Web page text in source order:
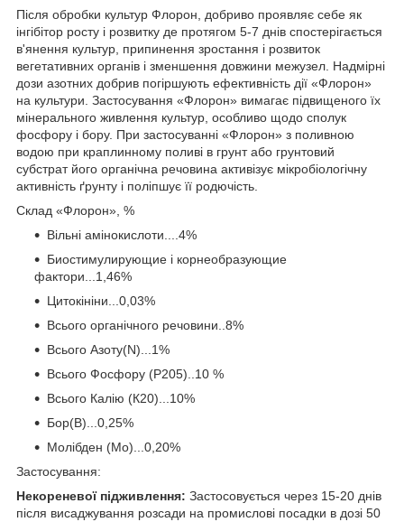
Після обробки культур Флорон, добриво проявляє себе як
інгібітор росту і розвитку де протягом 5-7 днів спостерігається
в'янення культур, припинення зростання і розвиток
вегетативних органів і зменшення довжини межузел. Надмірні
дози азотних добрив погіршують ефективність дії «Флорон»
на культури. Застосування «Флорон» вимагає підвищеного їх
мінерального живлення культур, особливо щодо сполук
фосфору і бору. При застосуванні «Флорон» з поливною
водою при краплинному поливі в грунт або грунтовий
субстрат його органічна речовина активізує мікробіологічну
активність ґрунту і поліпшує її родючість.
Склад «Флорон», %
Вільні амінокислоти....4%
Биостимулирующие і корнеобразующие
фактори...1,46%
Цитокініни...0,03%
Всього органічного речовини..8%
Всього Азоту(N)...1%
Всього Фосфору (Р205)..10 %
Всього Калію (К20)...10%
Бор(В)...0,25%
Молібден (Мо)...0,20%
Застосування:
Некореневої підживлення: Застосовується через 15-20 днів
після висаджування розсади на промислові посадки в дозі 50